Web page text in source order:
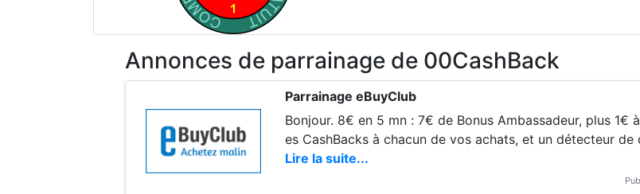
Annonces de parrainage de 00CashBack
Parrainage eBuyClub
Bonjour. 8€ en 5 mn : 7€ de Bonus Ambassadeur, plus 1€
es CashBacks à chacun de vos achats, et un détecteur de
Lire la suite...